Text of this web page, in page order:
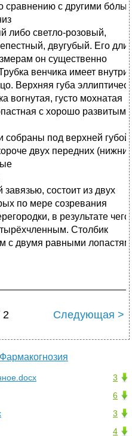
сравнению с другими
либо светло-розовый,
двугубый. Его
он существенно
венчика имеет внутри
Верхняя губа
вогнутая, густо мохнатая
с хорошо развитыми
под верхней губой;
двух передних
состоит из двух
по мере созревания
в результате чего
Столбик
с двумя равными
2 Следующая >
Фармакогнозия
3
6
3
4